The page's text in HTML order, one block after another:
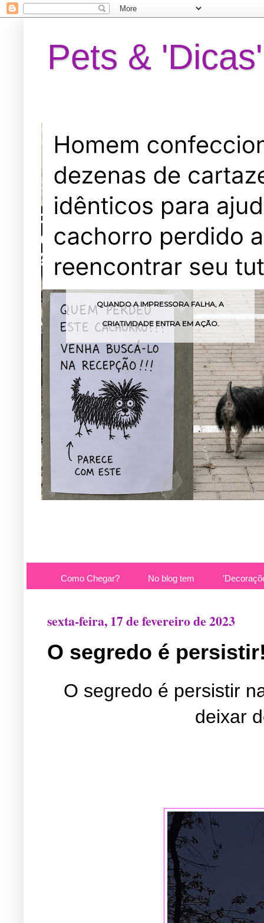
Pets & 'Dicas'
QUANDO A IMPRESSORA FALHA, A
CRIATIVIDADE ENTRA EM AÇÃO.
Como Chegar? No blog tem
sexta-feira, 17 de fevereiro de 2023
O segredo é
O segredo é persistir
deixar